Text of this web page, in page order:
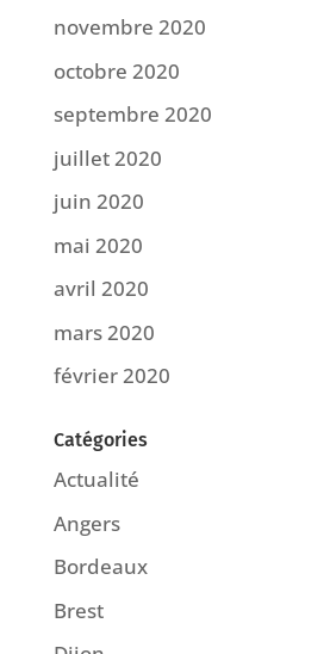
novembre 2020
octobre 2020
septembre 2020
juillet 2020
juin 2020
mai 2020
avril 2020
mars 2020
février 2020
Catégories
Actualité
Angers
Bordeaux
Brest